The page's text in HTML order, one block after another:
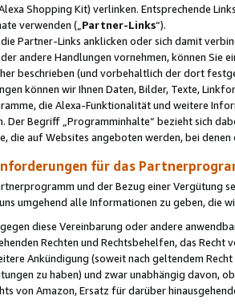
Shopping Kit) verlinken. Entsprechende
verwenden („ Partner-Links“).
die Partner-Links anklicken oder sich damit
andere Handlungen vornehmen, können Sie
beschrieben (und vorbehaltlich der dort
können wir Ihnen Daten, Bilder, Texte,
die Alexa-Funktionalität und weitere
Der Begriff „Programminhalte“ bezieht sich
die auf Websites angeboten werden, bei
für das
und der Bezug einer Vergütung
umgehend alle Informationen zu geben, die
gegen diese Vereinbarung oder andere
Rechten und Rechtsbehelfen, das
Ankündigung (soweit nach geltendem
zu haben) und zwar unabhängig davon,
von Amazon, Ersatz für darüber